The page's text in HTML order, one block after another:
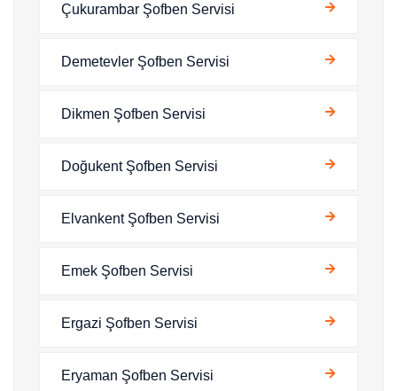
Çukurambar Şofben Servisi
Demetevler Şofben Servisi
Dikmen Şofben Servisi
Doğukent Şofben Servisi
Elvankent Şofben Servisi
Emek Şofben Servisi
Ergazi Şofben Servisi
Eryaman Şofben Servisi